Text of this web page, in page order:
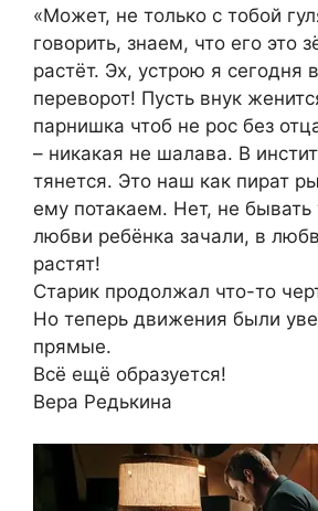
«Может, не только с тобой
говорить, знаем, что его это
растёт. Эх, устрою я сегодня
переворот! Пусть внук
парнишка чтоб не рос без
– никакая не шалава. В
тянется. Это наш как пират
ему потакаем. Нет, не
любви ребёнка зачали, в
растят!
Старик продолжал что-то
Но теперь движения были
прямые.
Всё ещё образуется!
Вера Редькина